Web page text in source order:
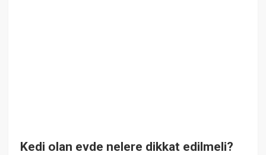
Kedi olan evde nelere dikkat edilmeli?